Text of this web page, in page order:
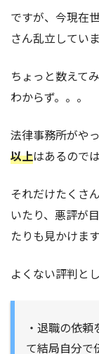
ですが、今現在
さん乱立してい
ちょっと数えて
わからず。。。
法律事務所がや
以上はあるので
それだけたくさ
いたり、悪評が
たりも見かけます
よくない評判とし
・退職の依
て結局自分で